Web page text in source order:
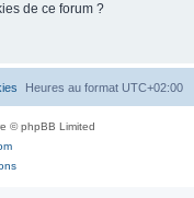
de ce forum ?
Heures au format UTC+02:00
© phpBB Limited